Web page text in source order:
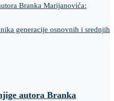
Branka Marijanovića:
generacije osnovnih i srednjih
autora Branka